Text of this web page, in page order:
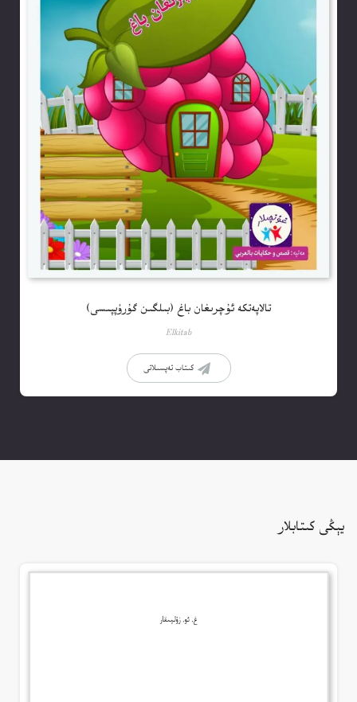
تالاپەتكە ئۇچرىغان باغ (بىلگىن گۇرۇپپىسى)
Elkitab
كىتاب تەپسىلاتى
يېڭى كىتابلار